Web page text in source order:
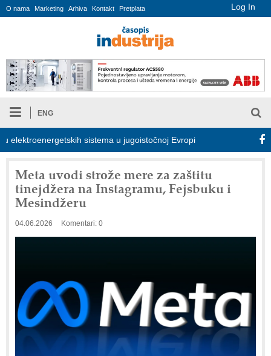
Log In
O nama Marketing Arhiva Kontakt Pretplata
ENG
sistema u jugoistočnoj Evropi
Meta uvodi strože mere za zaštitu
tinejdžera na Instagramu, Fejsbuku i
Mesindžeru
04.06.2026 Komentari: 0